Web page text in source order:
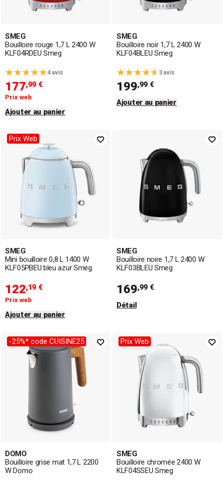
SMEG
Bouilloire rouge 1,7 L 2400 W
KLF04RDEU Smeg
4 avis
177,99 €
Prix web
Ajouter au panier
SMEG
Bouilloire noir 1,7 L 2400 W
KLF04BLEU Smeg
3 avis
199,99 €
Ajouter au panier
Prix Web
SMEG
Mini bouilloire 0,8 L 1400 W
KLF05PBEU bleu azur Smeg
122,19 €
Prix web
Ajouter au panier
SMEG
Bouilloire noire 1,7 L 2400 W
KLF03BLEU Smeg
169,99 €
Détail
-25%* code CUISINE25
DOMO
Bouilloire grise mat 1,7 L 2200
W Domo
Prix Web
SMEG
Bouilloire chromée 2400 W
KLF04SSEU Smeg